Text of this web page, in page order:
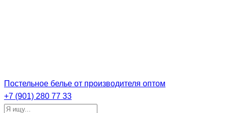
Постельное белье от производителя оптом
+7 (901) 280 77 33